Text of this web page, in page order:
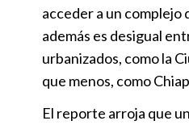
acceder a un complejo
además es desigual
urbanizados, como la
que menos, como
El reporte arroja que